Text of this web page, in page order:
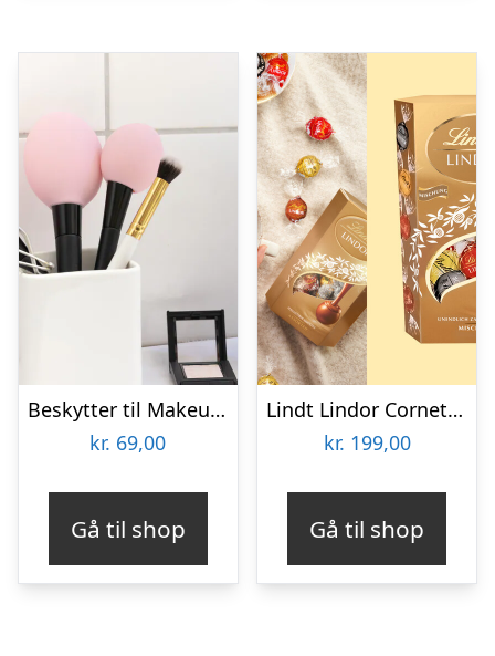
Beskytter til Makeupbørster 3-pak
kr. 69,00
Gå til shop
Lindt Lindor Cornet 500 gram – Blandet chokolade
kr. 199,00
Gå til shop